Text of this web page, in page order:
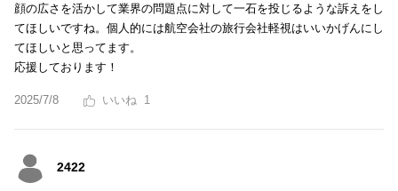
顔の広さを活かして業界の問題点に対して一石を投じるような訴えをし
てほしいですね。個人的には航空会社の旅行会社軽視はいいかげんにし
てほしいと思ってます。
応援しております！
2025/7/8 1
2422